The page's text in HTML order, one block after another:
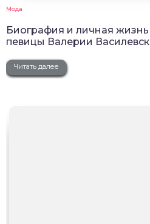
Мода
Биография и личная
певицы Валерии
Читать далее